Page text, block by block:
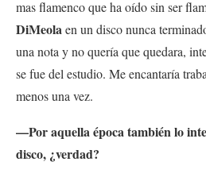
mas flamenco que ha oído sin ser
DiMeolaen un disco nunca
una nota y no quería que quedara,
se fue del estudio. Me encantaría
menos una vez.
—Por aquella época también lo
disco, ¿verdad?